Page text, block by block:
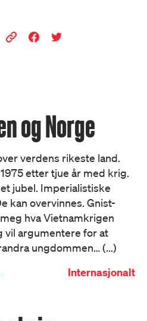
og Norge
verdens rikeste land.
etter tjue år med krig.
jubel. Imperialistiske
kan overvinnes. Gnist-
hva Vietnamkrigen
vil argumentere for at
ungdommen… (...)
Internasjonalt